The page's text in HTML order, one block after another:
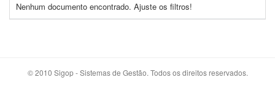
Nenhum documento encontrado. Ajuste os filtros!
© 2010 Sigop - Sistemas de Gestão. Todos os direitos reservados.